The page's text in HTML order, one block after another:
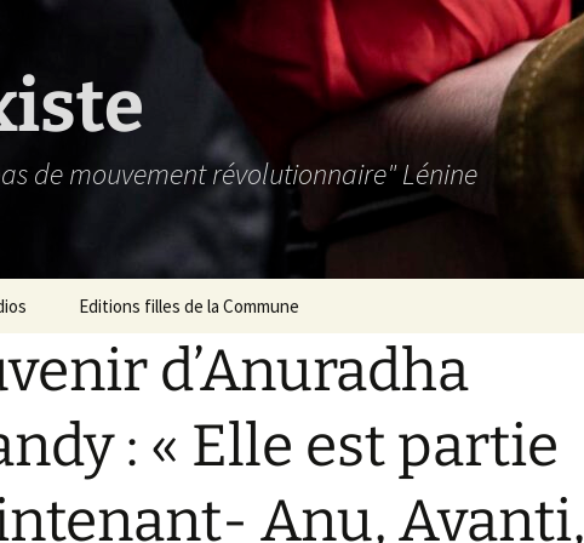
de mouvement révolutionnaire" Lénine
Editions filles de la Commune
d’Anuradha
: « Elle est partie
Anu, Avanti,